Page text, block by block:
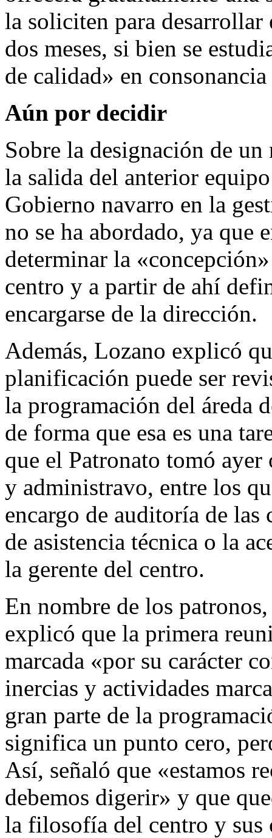
la soliciten para
dos meses, si bien se
de calidad» en
Aún por decidir
Sobre la designación de
la salida del anterior
Gobierno navarro en la
no se ha abordado, ya que
determinar la
centro y a partir de ahí
encargarse de la dirección.
Además, Lozano explicó
planificación puede ser
la programación del áreda
de forma que esa es una
que el Patronato tomó ayer
y administravo, entre los
encargo de auditoría de
de asistencia técnica o la
la gerente del centro.
En nombre de los
explicó que la primera
marcada «por su carácter
inercias y actividades
gran parte de la
significa un punto cero,
Así, señaló que «estamos
debemos digerir» y que
la filosofía del centro y sus